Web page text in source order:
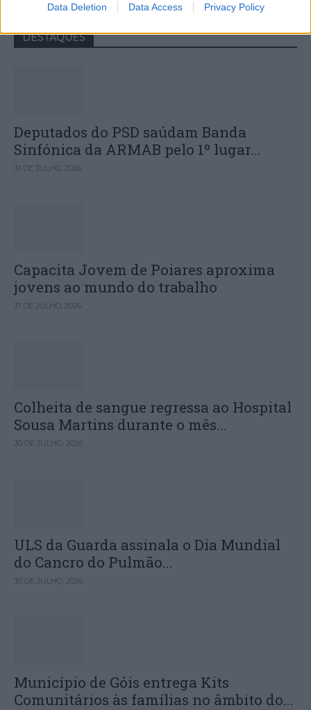
Data Deletion Data Access Privacy Policy
DESTAQUES
Deputados do PSD saúdam Banda
Sinfónica da ARMAB pelo 1º lugar...
31 DE JULHO, 2026
Capacita Jovem de Poiares aproxima
jovens ao mundo do trabalho
31 DE JULHO, 2026
Colheita de sangue regressa ao Hospital
Sousa Martins durante o mês...
30 DE JULHO, 2026
ULS da Guarda assinala o Dia Mundial
do Cancro do Pulmão...
30 DE JULHO, 2026
Município de Góis entrega Kits
Comunitários às famílias no âmbito do...